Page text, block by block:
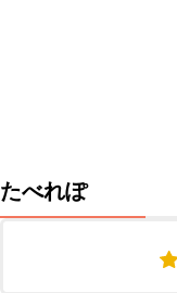
たべれぽ